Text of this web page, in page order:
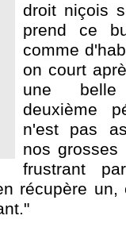
droit niçois
prend ce
comme
on court
une
deuxième
n'est pas
nos grosses
frustrant
récupère un,